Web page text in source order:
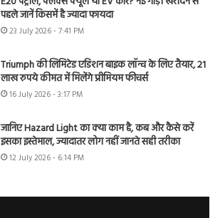
पहले जानें किसमें है ज्यादा फायदा
23 July 2026 - 7:41 PM
Triumph की लिमिटेड एडिशन बाइक लॉन्च के लिए तैयार, 21
लाख रुपये कीमत में मिलेंगे प्रीमियम फीचर्स
16 July 2026 - 3:17 PM
जानिए Hazard Light का क्या काम है, कब और कैसे करें
इसका इस्तेमाल, ज्यादातर लोग नहीं जानते सही तरीका
12 July 2026 - 6:14 PM